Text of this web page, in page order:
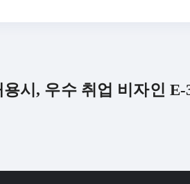
시, 우수 취업 비자인